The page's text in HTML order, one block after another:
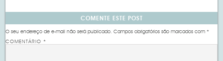
COMENTE ESTE POST
O seu endereço de e-mail não será publicado. Campos obrigatórios são marcados com*
COMENTÁRIO*